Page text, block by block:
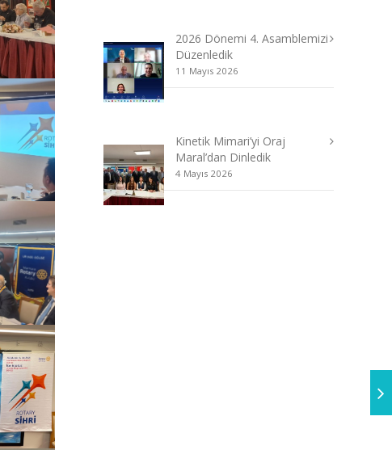
2026 Dönemi 4. Asamblemizi
Düzenledik
11 Mayıs 2026
Kinetik Mimari’yi Oraj
Maral’dan Dinledik
4 Mayıs 2026